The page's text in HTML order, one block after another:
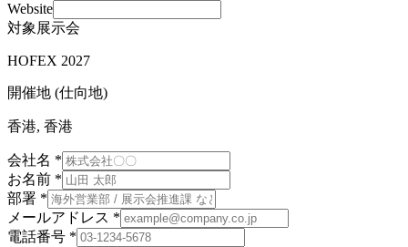
Website
対象展示会
HOFEX 2027
開催地 (仕向地)
香港, 香港
会社名 *
お名前 *
部署 *
メールアドレス *
電話番号 *